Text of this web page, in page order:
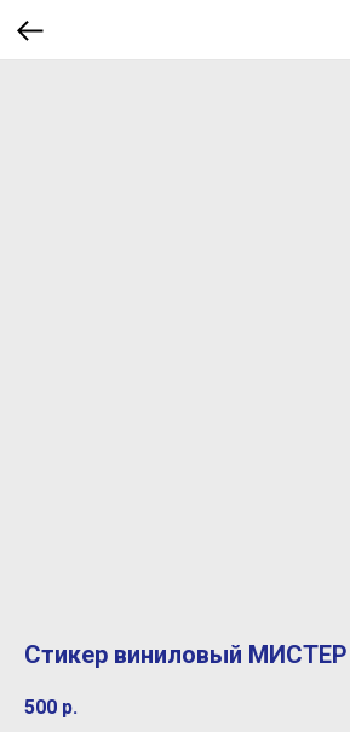
Стикер виниловый
500 р.